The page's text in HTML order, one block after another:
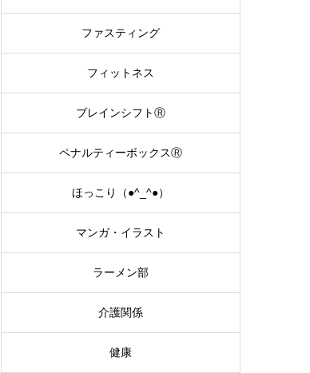
ファスティング
フィットネス
ブレインシフトⓇ
ペナルティーボックスⓇ
ほっこり（●^_^●）
マンガ・イラスト
ラーメン部
介護関係
健康